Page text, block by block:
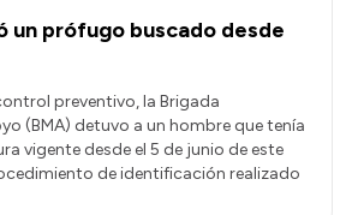
un prófugo buscado desde
preventivo, la Brigada
(BMA) detuvo a un hombre que tenía
vigente desde el 5 de junio de este
de identificación realizado